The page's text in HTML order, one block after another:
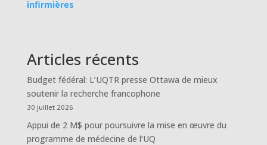
infirmières
Articles récents
Budget fédéral: L’UQTR presse Ottawa de mieux
soutenir la recherche francophone
30 juillet 2026
Appui de 2 M$ pour poursuivre la mise en œuvre du
programme de médecine de l’UQ